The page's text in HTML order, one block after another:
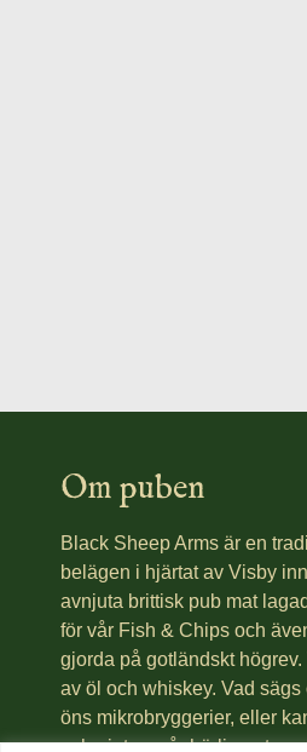
Om puben
Black Sheep Arms är en
belägen i hjärtat av Visby
avnjuta brittisk pub mat
för vår Fish & Chips och
gjorda på gotländskt
av öl och whiskey. Vad
öns mikrobryggerier, eller
och njut av vår härliga